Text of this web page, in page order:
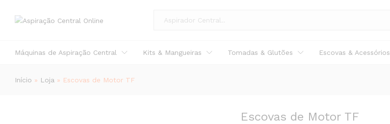
Máquinas de Aspiração Central Kits & Mangueiras Tomadas & Glutões Escovas & Acessórios
Início » Loja » Escovas de Motor TF
Escovas de Motor TF
Descrição Especificação Avaliações (0)